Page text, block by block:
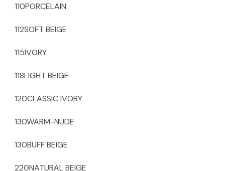
110PORCELAIN
112SOFT BEIGE
115IVORY
118LIGHT BEIGE
120CLASSIC IVORY
130WARM-NUDE
130BUFF BEIGE
220NATURAL BEIGE